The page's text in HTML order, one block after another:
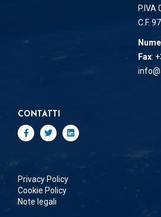
P.IVA
C.F.
Fax:
CONTATTI
Privacy Policy
Cookie Policy
Note legali